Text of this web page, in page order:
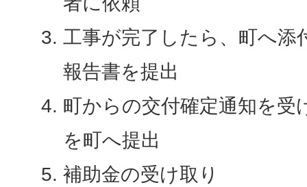
工事が完了したら、町へ添
報告書を提出
町からの交付確定通知を受
を町へ提出
補助金の受け取り